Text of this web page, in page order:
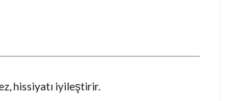
hissiyatı iyileştirir.